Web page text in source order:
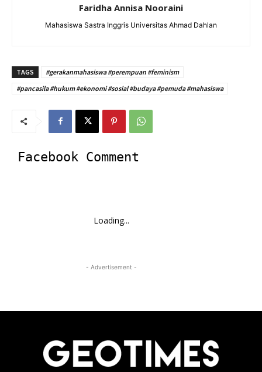
Faridha Annisa Nooraini
Mahasiswa Sastra Inggris Universitas Ahmad Dahlan
TAGS
#gerakanmahasiswa #perempuan #feminism
#pancasila #hukum #ekonomi #sosial #budaya #pemuda #mahasiswa
Facebook Comment
Loading...
- Advertisement -